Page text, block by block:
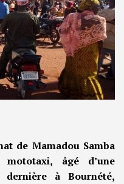
de Mamadou Samba
âgé d’une
à Bournété,